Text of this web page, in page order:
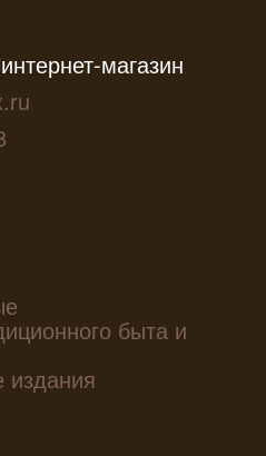
магазин
быта и
издания